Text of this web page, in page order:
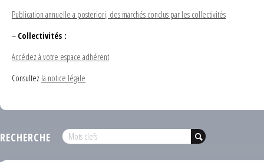
Publication annuelle a posteriori, des marchés conclus par les collectivités
– Collectivités :
Accédez à votre espace adhérent
Consultez la notice légale
RECHERCHE